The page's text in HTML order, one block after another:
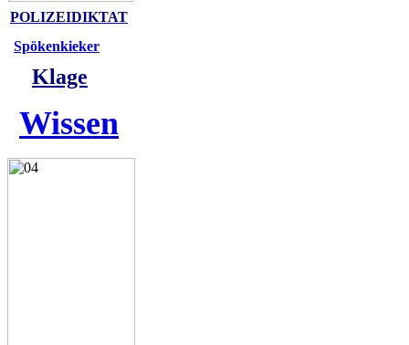
POLIZEIDIKTAT
Spökenkieker
Klage
Wissen